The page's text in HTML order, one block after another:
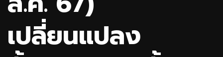
เปลี่ยนแปลง